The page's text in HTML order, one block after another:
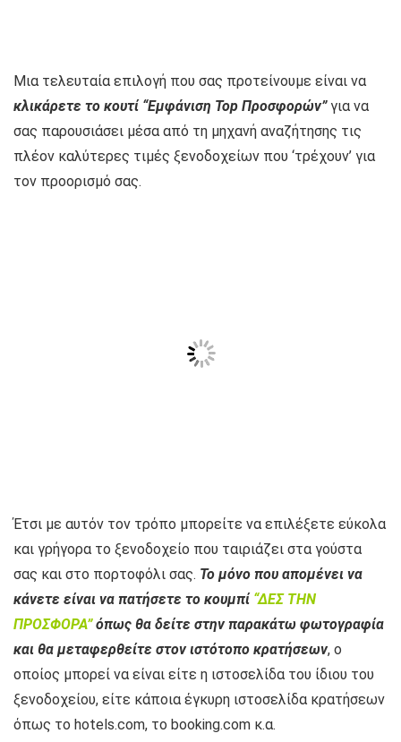
Μια τελευταία επιλογή που σας προτείνουμε είναι να
κλικάρετε το κουτί “Εμφάνιση Top Προσφορών”για να
σας παρουσιάσει μέσα από τη μηχανή αναζήτησης τις
πλέον καλύτερες τιμές ξενοδοχείων που ‘τρέχουν’ για
τον προορισμό σας.
Έτσι με αυτόν τον τρόπο μπορείτε να επιλέξετε εύκολα
και γρήγορα το ξενοδοχείο που ταιριάζει στα γούστα
σας και στο πορτοφόλι σας. Το μόνο που απομένει να
κάνετε είναι να πατήσετε το κουμπί “ΔΕΣ ΤΗΝ
ΠΡΟΣΦΟΡΑ”όπως θα δείτε στην παρακάτω φωτογραφία
και θα μεταφερθείτε στον ιστότοπο κρατήσεων, ο
οποίος μπορεί να είναι είτε η ιστοσελίδα του ίδιου του
ξενοδοχείου, είτε κάποια έγκυρη ιστοσελίδα κρατήσεων
όπως το hotels.com, το booking.com κ.α.